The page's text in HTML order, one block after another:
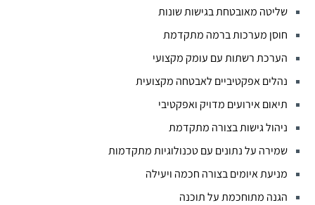
שליטה מאובטחת בגישות שונות
חוסן מערכות ברמה מתקדמת
הערכת רשתות עם עומק מקצועי
נהלים אפקטיביים לאבטחה מקצועית
תיאום אירועים מדויק ואפקטיבי
ניהול גישות בצורה מתקדמת
שמירה על נתונים עם טכנולוגיות מתקדמות
מניעת איומים בצורה חכמה ויעילה
הגנה מתוחכמת על תוכנה